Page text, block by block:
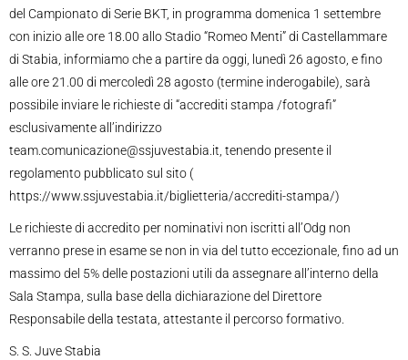
del Campionato di Serie BKT, in programma domenica 1 settembre
con inizio alle ore 18.00 allo Stadio “Romeo Menti” di Castellammare
di Stabia, informiamo che a partire da oggi, lunedì 26 agosto, e fino
alle ore 21.00 di mercoledì 28 agosto (termine inderogabile), sarà
possibile inviare le richieste di “accrediti stampa /fotografi”
esclusivamente all’indirizzo
team.comunicazione@ssjuvestabia.it, tenendo presente il
regolamento pubblicato sul sito (
https://www.ssjuvestabia.it/biglietteria/accrediti-stampa/)
Le richieste di accredito per nominativi non iscritti all’Odg non
verranno prese in esame se non in via del tutto eccezionale, fino ad un
massimo del 5% delle postazioni utili da assegnare all’interno della
Sala Stampa, sulla base della dichiarazione del Direttore
Responsabile della testata, attestante il percorso formativo.
S. S. Juve Stabia